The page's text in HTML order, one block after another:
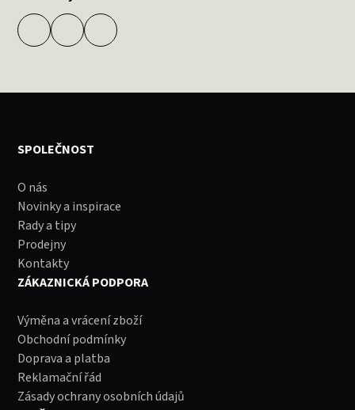
SPOLEČNOST
O nás
Novinky a inspirace
Rady a tipy
Prodejny
Kontakty
ZÁKAZNICKÁ PODPORA
Výměna a vrácení zboží
Obchodní podmínky
Doprava a platba
Reklamační řád
Zásady ochrany osobních údajů